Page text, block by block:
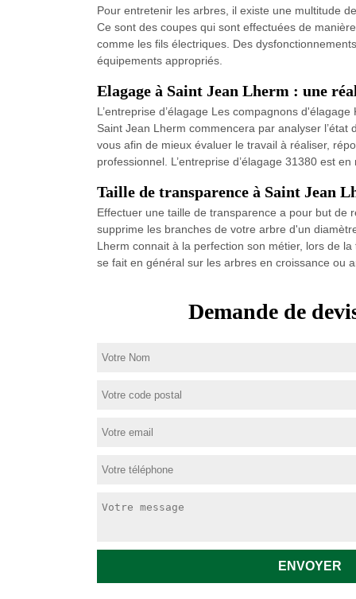
Pour entretenir les arbres, il existe une multitude
Ce sont des coupes qui sont effectuées de
comme les fils électriques. Des
équipements appropriés.
Elagage à Saint Jean Lherm : une
L’entreprise d’élagage Les compagnons
Saint Jean Lherm commencera par analyser
vous afin de mieux évaluer le travail à réaliser,
professionnel. L’entreprise d’élagage 31380 est
Taille de transparence à Saint Jean
Effectuer une taille de transparence a pour but de
supprime les branches de votre arbre d'un
Lherm connait à la perfection son métier, lors de
se fait en général sur les arbres en croissance ou
Demande de